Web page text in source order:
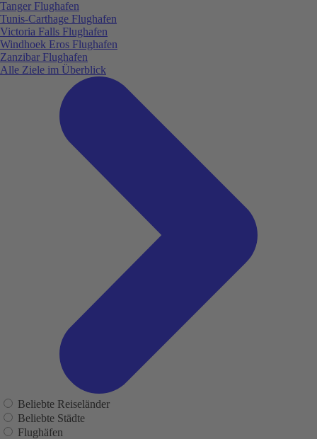
Tanger Flughafen
Tunis-Carthage Flughafen
Victoria Falls Flughafen
Windhoek Eros Flughafen
Zanzibar Flughafen
Alle Ziele im Überblick
Beliebte Reiseländer
Beliebte Städte
Flughäfen